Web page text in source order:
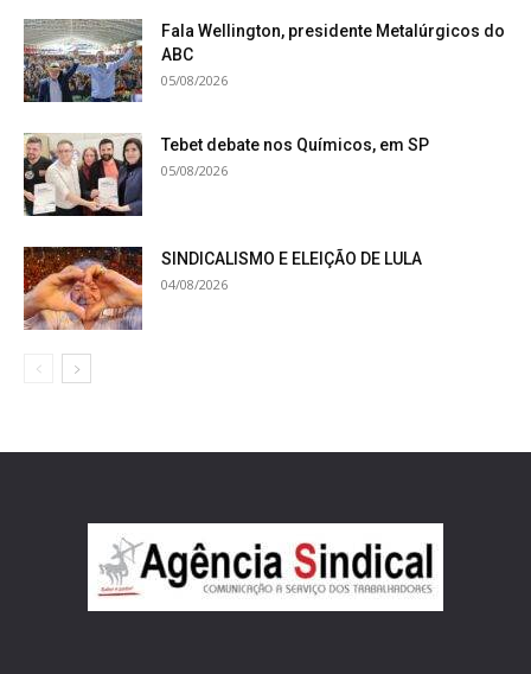
Fala Wellington, presidente Metalúrgicos do
ABC
05/08/2026
Tebet debate nos Químicos, em SP
05/08/2026
SINDICALISMO E ELEIÇÃO DE LULA
04/08/2026